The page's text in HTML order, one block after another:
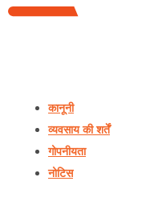
कानूनी
व्यवसाय की शर्तें
गोपनीयता
नोटिस